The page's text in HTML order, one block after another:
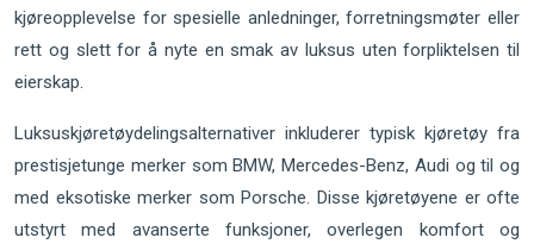
kjøreopplevelse for spesielle anledninger, forretningsmøter eller
rett og slett for å nyte en smak av luksus uten forpliktelsen til
eierskap.
Luksuskjøretøydelingsalternativer inkluderer typisk kjøretøy fra
prestisjetunge merker som BMW, Mercedes-Benz, Audi og til og
med eksotiske merker som Porsche. Disse kjøretøyene er ofte
utstyrt med avanserte funksjoner, overlegen komfort og